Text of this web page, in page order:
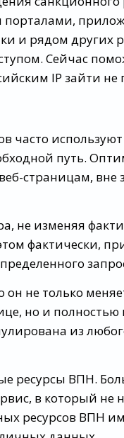
и рядом других
Сейчас
IP зайти не
путь.
страницам, вне
не изменяя
фактически,
не только
но и
из
ресурсы ВПН.
в который не
ресурсов ВПН